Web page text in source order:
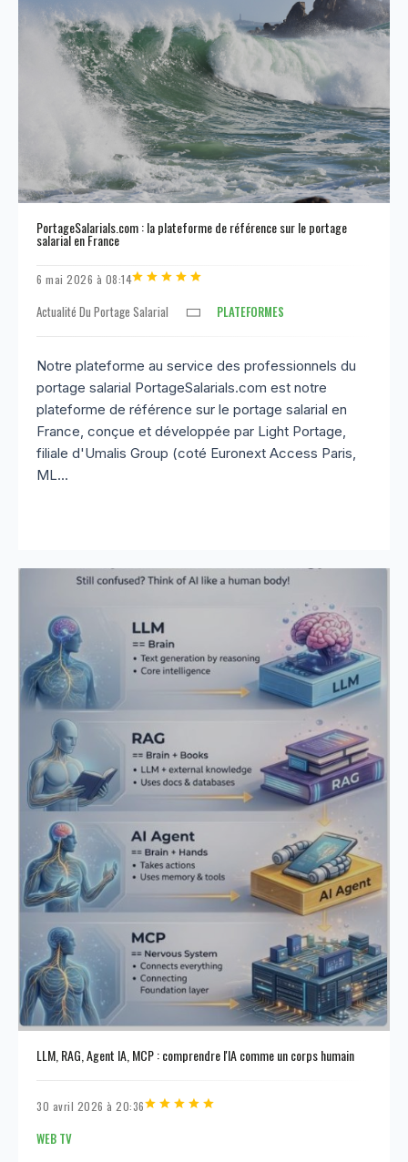
PortageSalarials.com : la plateforme de référence sur le portage
salarial en France
6 mai 2026 à 08:14
Actualité Du Portage Salarial PLATEFORMES
Notre plateforme au service des professionnels du
portage salarial PortageSalarials.com est notre
plateforme de référence sur le portage salarial en
France, conçue et développée par Light Portage,
filiale d'Umalis Group (coté Euronext Access Paris,
ML...
LLM, RAG, Agent IA, MCP : comprendre l'IA comme un corps humain
30 avril 2026 à 20:36
WEB TV